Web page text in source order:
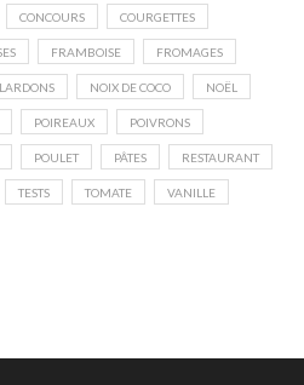
CONCOURS COURGETTES
FRAMBOISE FROMAGES
LARDONS NOIX DE COCO NOËL
POIREAUX POIVRONS
POULET PÂTES RESTAURANT
TESTS TOMATE VANILLE